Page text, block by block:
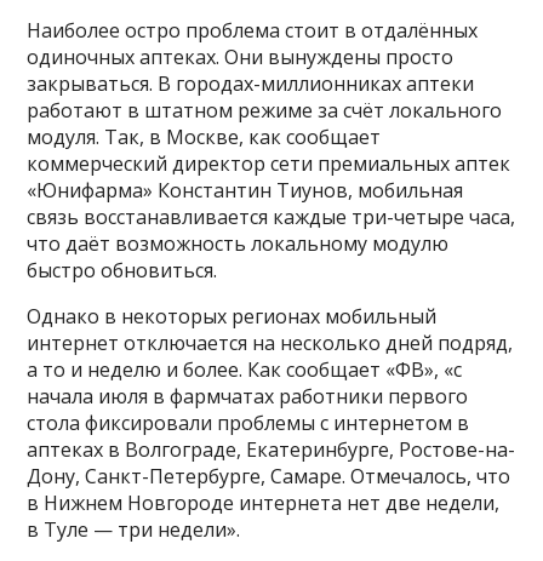
Наиболее остро проблема стоит в отдалённых
одиночных аптеках. Они вынуждены просто
закрываться. В городах-миллионниках аптеки
работают в штатном режиме за счёт локального
модуля. Так, в Москве, как сообщает
коммерческий директор сети премиальных аптек
«Юнифарма» Константин Тиунов, мобильная
связь восстанавливается каждые три-четыре часа,
что даёт возможность локальному модулю
быстро обновиться.
Однако в некоторых регионах мобильный
интернет отключается на несколько дней подряд,
а то и неделю и более. Как сообщает «ФВ», «с
начала июля в фармчатах работники первого
стола фиксировали проблемы с интернетом в
аптеках в Волгограде, Екатеринбурге, Ростове-на-
Дону, Санкт-Петербурге, Самаре. Отмечалось, что
в Нижнем Новгороде интернета нет две недели,
в Туле — три недели».